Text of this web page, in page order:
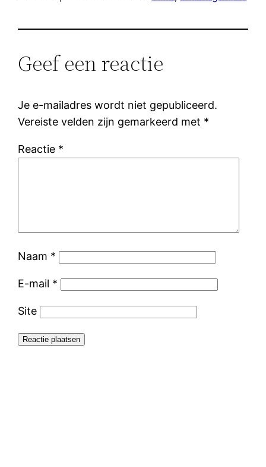
Geef een reactie
Je e-mailadres wordt niet gepubliceerd.
Vereiste velden zijn gemarkeerd met *
Reactie *
Naam *
E-mail *
Site